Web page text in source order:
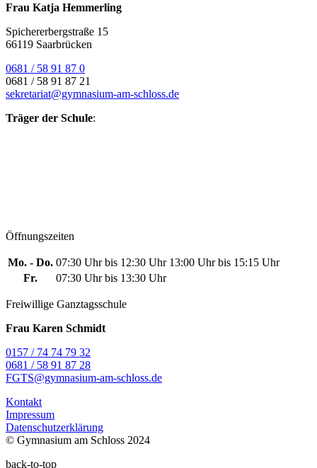
Frau Katja Hemmerling
Spichererbergstraße 15
66119 Saarbrücken
0681 / 58 91 87 0
0681 / 58 91 87 21
sekretariat@gymnasium-am-schloss.de
Träger der Schule:
Öffnungszeiten
Mo. - Do. 07:30 Uhr bis 12:30 Uhr 13:00 Uhr bis 15:15 Uhr
Fr.
07:30 Uhr bis 13:30 Uhr
Freiwillige Ganztagsschule
Frau Karen Schmidt
0157 / 74 74 79 32
0681 / 58 91 87 28
FGTS@gymnasium-am-schloss.de
Kontakt
Impressum
Datenschutzerklärung
© Gymnasium am Schloss 2024
back-to-top